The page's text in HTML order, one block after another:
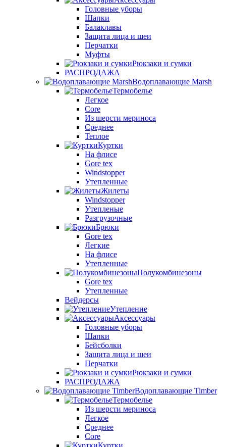
Головные уборы
Шапки
Балаклавы
Защита лица и шеи
Перчатки
Муфты
Рюкзаки и сумки
РАСПРОДАЖА
Водоплавающие Marsh
Термобелье
Легкое
Core
Из шерсти мериноса
Среднее
Теплое
Куртки
На флисе
Gore tex
Windstopper
Утепленные
Жилеты
Windstopper
Утепленые
Разгрузочные
Брюки
Gore tex
Легкие
На флисе
Утепленные
Полукомбинезоны
Gore tex
Утепленные
Вейдерсы
Утепление
Аксессуары
Головные уборы
Шапки
Бейсболки
Защита лица и шеи
Перчатки
Рюкзаки и сумки
РАСПРОДАЖА
Водоплавающие Timber
Термобелье
Из шерсти мериноса
Легкое
Среднее
Core
Куртки